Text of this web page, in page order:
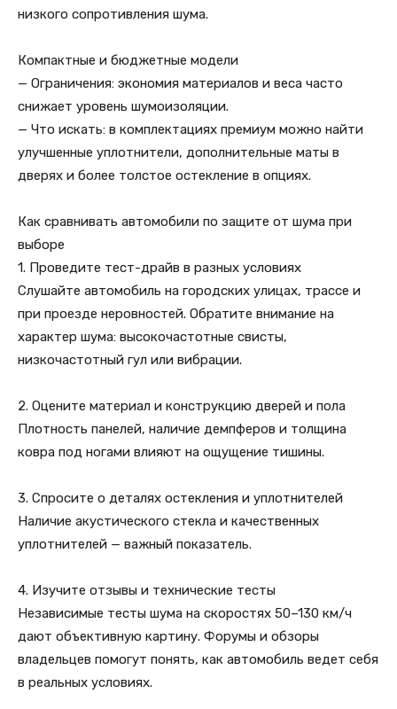
низкого сопротивления шума.
Компактные и бюджетные модели
— Ограничения: экономия материалов и веса часто
снижает уровень шумоизоляции.
— Что искать: в комплектациях премиум можно найти
улучшенные уплотнители, дополнительные маты в
дверях и более толстое остекление в опциях.
Как сравнивать автомобили по защите от шума при
выборе
1. Проведите тест-драйв в разных условиях
Слушайте автомобиль на городских улицах, трассе и
при проезде неровностей. Обратите внимание на
характер шума: высокочастотные свисты,
низкочастотный гул или вибрации.
2. Оцените материал и конструкцию дверей и пола
Плотность панелей, наличие демпферов и толщина
ковра под ногами влияют на ощущение тишины.
3. Спросите о деталях остекления и уплотнителей
Наличие акустического стекла и качественных
уплотнителей — важный показатель.
4. Изучите отзывы и технические тесты
Независимые тесты шума на скоростях 50–130 км/ч
дают объективную картину. Форумы и обзоры
владельцев помогут понять, как автомобиль ведет себя
в реальных условиях.